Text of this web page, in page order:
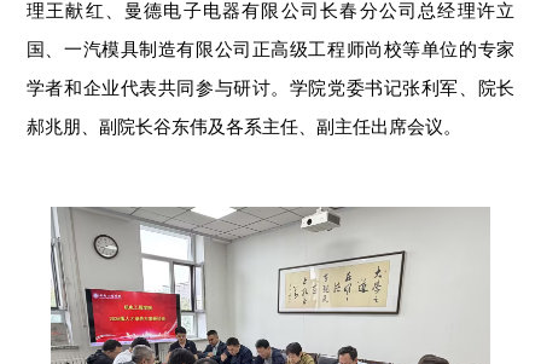
理王献红、曼德电子电器有限公司长春分公司总经理许立
国、一汽模具制造有限公司正高级工程师尚校等单位的专家
学者和企业代表共同参与研讨。学院党委书记张利军、院长
郝兆朋、副院长谷东伟及各系主任、副主任出席会议。